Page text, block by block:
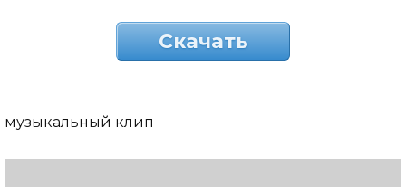
Скачать
музыкальный клип